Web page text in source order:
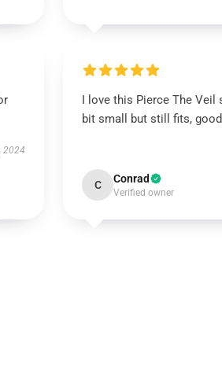
2024
I love this Pierce The Veil
bit small but still fits,
C Conrad
Verified owner